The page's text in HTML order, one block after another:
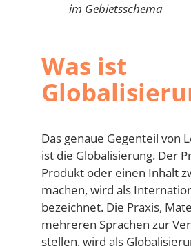
im Gebietsschema
Was ist
Das genaue Gegenteil von
ist die Globalisierung. Der
Produkt oder einen Inhalt
machen, wird als
bezeichnet. Die Praxis,
mehreren Sprachen zur
stellen, wird als